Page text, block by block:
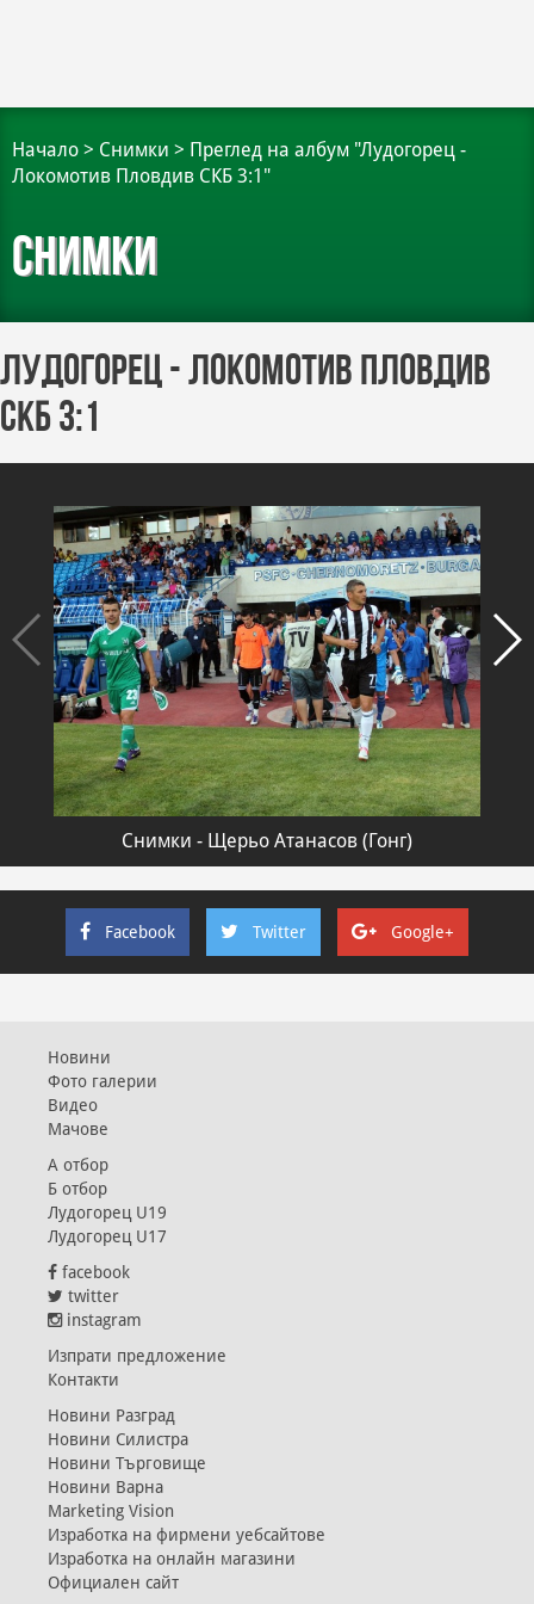
Начало > Снимки > Преглед на албум "Лудогорец -
Локомотив Пловдив СКБ 3:1"
Снимки
Лудогорец - Локомотив Пловдив
СКБ 3:1
Снимки - Щерьо Атанасов (Гонг)
Facebook Twitter Google+
Новини
Фото галерии
Видео
Мачове
А отбор
Б отбор
Лудогорец U19
Лудогорец U17
facebook
twitter
instagram
Изпрати предложение
Контакти
Новини Разград
Новини Силистра
Новини Търговище
Новини Варна
Marketing Vision
Изработка на фирмени уебсайтове
Изработка на онлайн магазини
Официален сайт